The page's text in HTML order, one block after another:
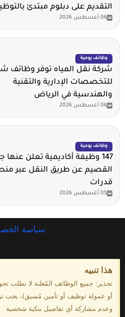
التقديم على دبلوم مبتدئ
06 أغسطس 2026
وظائف يومية
شركة نقل المياه توفر وظائف
للتخصصات الإدارية والتقنية
والهندسية في الرياض
06 أغسطس 2026
وظائف يومية
147 وظيفة أكاديمية تعلن عنها
القصيم عن طريق النقل عبر
قدرات
05 أغسطس 2026
سياسة
هذا تنبيه
تحذير: جميع الوظائف المُعلنة لا تطلب
أو عمولة توظيف أو تأمين مُسبق)، يجب
وعدم مشاركة أي تفاصيل بنكية شخصية